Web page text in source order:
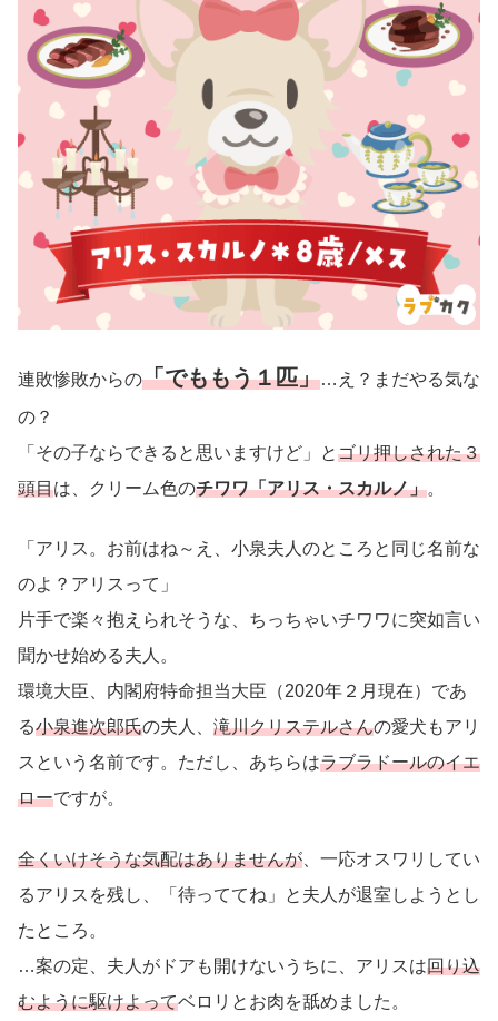
連敗惨敗からの「でももう１匹」…え？まだやる気な
の？
「その子ならできると思いますけど」とゴリ押しされた３
頭目は、クリーム色のチワワ「アリス・スカルノ」。
「アリス。お前はね～え、小泉夫人のところと同じ名前な
のよ？アリスって」
片手で楽々抱えられそうな、ちっちゃいチワワに突如言い
聞かせ始める夫人。
環境大臣、内閣府特命担当大臣（2020年２月現在）であ
る小泉進次郎氏の夫人、 滝川クリステルさんの愛犬もアリ
スという名前です。ただし、あちらはラブラドールのイエ
ローですが。
全くいけそうな気配はありませんが 、一応オスワリしてい
るアリスを残し、「待っててね」と夫人が退室しようとし
たところ。
…案の定、夫人がドアも開けないうちに、アリスは回り込
むように駆けよってベロリとお肉を舐めました。